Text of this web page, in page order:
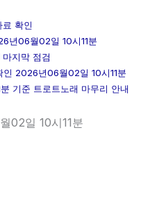
확인
년06월02일 10시11분
지막 점검
인 2026년06월02일 10시11분
기준 트로트노래 마무리 안내
02일 10시11분